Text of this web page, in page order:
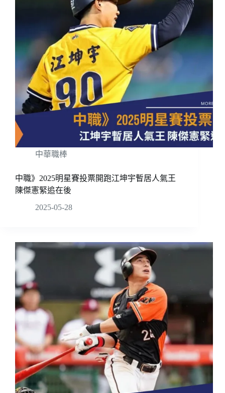
中華職棒
中職》2025明星賽投票開跑江坤宇暫居人氣王
陳傑憲緊追在後
2025-05-28